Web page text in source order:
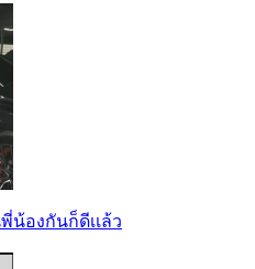
น้องกันก็ดีเเล้ว